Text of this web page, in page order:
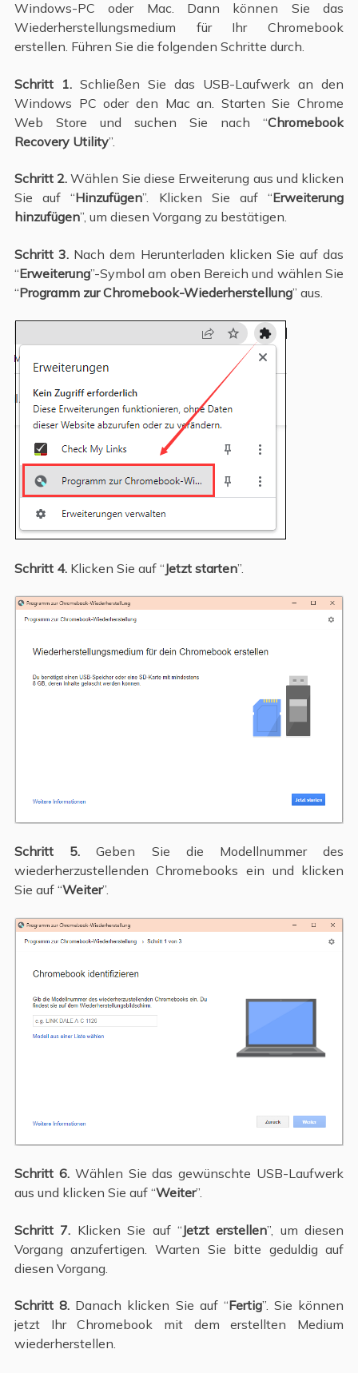
Windows-PC oder Mac. Dann können Sie das
Wiederherstellungsmedium für Ihr Chromebook
erstellen. Führen Sie die folgenden Schritte durch.
Schritt 1.Schließen Sie das USB-Laufwerk an den
Windows PC oder den Mac an. Starten Sie Chrome
Web Store und suchen Sie nach “Chromebook
Recovery Utility”.
Schritt 2. Wählen Sie diese Erweiterung aus und klicken
Sie auf “Hinzufügen”. Klicken Sie auf “Erweiterung
hinzufügen”, um diesen Vorgang zu bestätigen.
Schritt 3. Nach dem Herunterladen klicken Sie auf das
“Erweiterung”-Symbol am oben Bereich und wählen Sie
“Programm zur Chromebook-Wiederherstellung” aus.
Schritt 4.Klicken Sie auf “Jetzt starten”.
Schritt 5. Geben Sie die Modellnummer des
wiederherzustellenden Chromebooks ein und klicken
Sie auf “Weiter”.
Schritt 6.Wählen Sie das gewünschte USB-Laufwerk
aus und klicken Sie auf “Weiter”.
Schritt 7. Klicken Sie auf “Jetzt erstellen”, um diesen
Vorgang anzufertigen. Warten Sie bitte geduldig auf
diesen Vorgang.
Schritt 8. Danach klicken Sie auf “Fertig”. Sie können
jetzt Ihr Chromebook mit dem erstellten Medium
wiederherstellen.